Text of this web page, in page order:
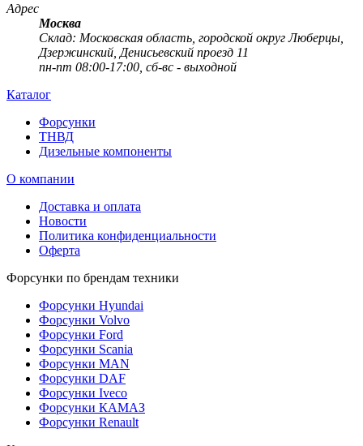
Адрес
Москва
Cклад: Московская область, городской округ Люберцы,
Дзержинский, Денисьевский проезд 11
пн-пт 08:00-17:00, сб-вс - выходной
Каталог
Форсунки
ТНВД
Дизельные компоненты
О компании
Доставка и оплата
Новости
Политика конфиденциальности
Оферта
Форсунки по брендам техники
Форсунки Hyundai
Форсунки Volvo
Форсунки Ford
Форсунки Scania
Форсунки MAN
Форсунки DAF
Форсунки Iveco
Форсунки КАМАЗ
Форсунки Renault